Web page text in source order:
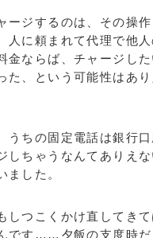
ジするのは、その操
人に頼まれて代理で他
金ならば、チャージし
た、という可能性はあり
ちの固定電話は銀行口
しちゃうなんてありえな
した。
つこくかけ直してき
です……夕飯の支度時